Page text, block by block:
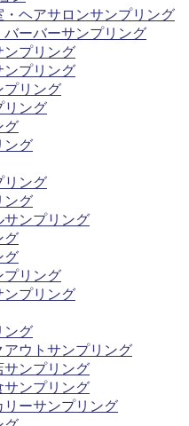
・ヘアサロンサンプリング
ーバーサンプリング
ンプリング
ンプリング
プリング
リング
グ
ング
リング
ング
サンプリング
グ
グ
プリング
ンプリング
ング
ウトサンプリング
サンプリング
サンプリング
ーサンプリング